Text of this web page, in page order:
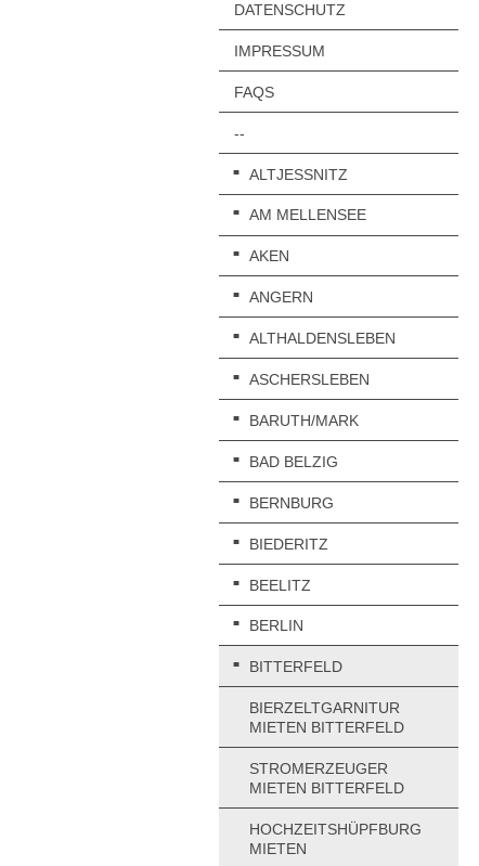
DATENSCHUTZ
IMPRESSUM
FAQS
--
ALTJESSNITZ
AM MELLENSEE
AKEN
ANGERN
ALTHALDENSLEBEN
ASCHERSLEBEN
BARUTH/MARK
BAD BELZIG
BERNBURG
BIEDERITZ
BEELITZ
BERLIN
BITTERFELD
BIERZELTGARNITUR
MIETEN BITTERFELD
STROMERZEUGER
MIETEN BITTERFELD
HOCHZEITSHÜPFBURG
MIETEN